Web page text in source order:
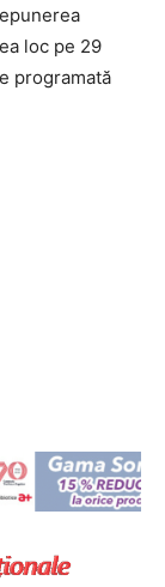
loc pe 29
programată